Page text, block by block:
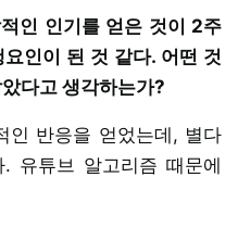
인 인기를 얻은 것이 2주
인이 된 것 같다. 어떤 것
다고 생각하는가?
인 반응을 얻었는데, 별다
유튜브 알고리즘 때문에